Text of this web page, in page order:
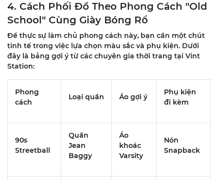
4. Cách Phối Đồ Theo Phong Cách "Old
School" Cùng Giày Bóng Rổ
Để thực sự làm chủ phong cách này, bạn cần một chút
tinh tế trong việc lựa chọn màu sắc và phụ kiện. Dưới
đây là bảng gợi ý từ các chuyên gia thời trang tại Vint
Station:
Phong
cách
Loại quần Áo gợi ý
Phụ kiện
đi kèm
90s
Streetball
Quần
Jean
Baggy
Áo
khoác
Varsity
Nón
Snapback